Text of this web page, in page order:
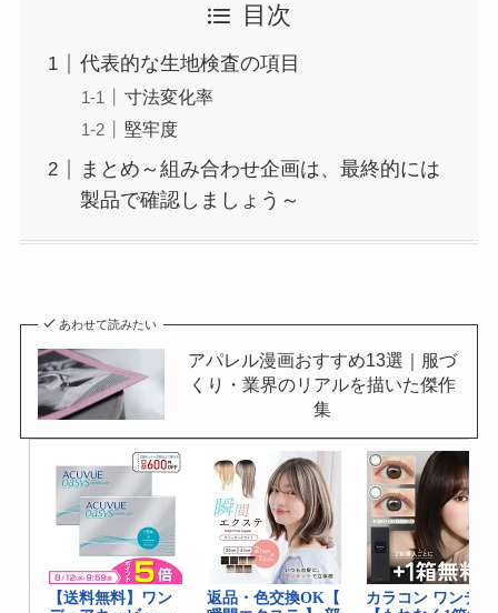
目次
代表的な生地検査の項目
寸法変化率
堅牢度
まとめ～組み合わせ企画は、最終的には
製品で確認しましょう～
あわせて読みたい
アパレル漫画おすすめ13選｜服づ
くり・業界のリアルを描いた傑作
集